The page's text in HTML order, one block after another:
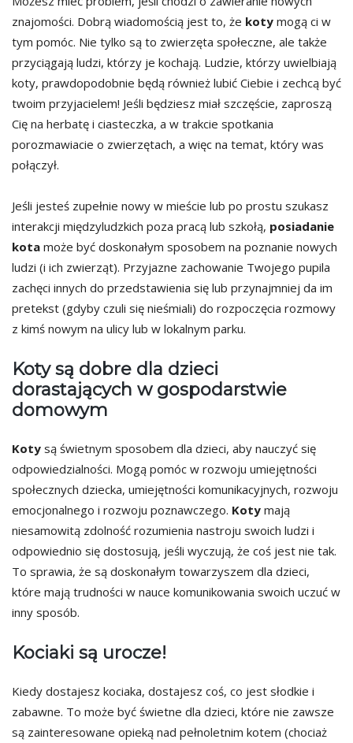
znajomości. Dobrą wiadomością jest to, że koty mogą ci w
tym pomóc. Nie tylko są to zwierzęta społeczne, ale także
przyciągają ludzi, którzy je kochają. Ludzie, którzy uwielbiają
koty, prawdopodobnie będą również lubić Ciebie i zechcą być
twoim przyjacielem! Jeśli będziesz miał szczęście, zaproszą
Cię na herbatę i ciasteczka, a w trakcie spotkania
porozmawiacie o zwierzętach, a więc na temat, który was
połączył.
Jeśli jesteś zupełnie nowy w mieście lub po prostu szukasz
interakcji międzyludzkich poza pracą lub szkołą, posiadanie
kota może być doskonałym sposobem na poznanie nowych
ludzi (i ich zwierząt). Przyjazne zachowanie Twojego pupila
zachęci innych do przedstawienia się lub przynajmniej da im
pretekst (gdyby czuli się nieśmiali) do rozpoczęcia rozmowy
z kimś nowym na ulicy lub w lokalnym parku.
Koty są dobre dla dzieci
dorastających w gospodarstwie
domowym
Koty są świetnym sposobem dla dzieci, aby nauczyć się
odpowiedzialności. Mogą pomóc w rozwoju umiejętności
społecznych dziecka, umiejętności komunikacyjnych, rozwoju
emocjonalnego i rozwoju poznawczego. Koty mają
niesamowitą zdolność rozumienia nastroju swoich ludzi i
odpowiednio się dostosują, jeśli wyczują, że coś jest nie tak.
To sprawia, że są doskonałym towarzyszem dla dzieci,
które mają trudności w nauce komunikowania swoich uczuć w
inny sposób.
Kociaki są urocze!
Kiedy dostajesz kociaka, dostajesz coś, co jest słodkie i
zabawne. To może być świetne dla dzieci, które nie zawsze
są zainteresowane opieką nad pełnoletnim kotem (chociaż